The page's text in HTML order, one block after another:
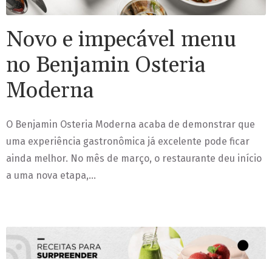
Novo e impecável menu
no Benjamin Osteria
Moderna
O Benjamin Osteria Moderna acaba de demonstrar que
uma experiência gastronômica já excelente pode ficar
ainda melhor. No mês de março, o restaurante deu início
a uma nova etapa,…